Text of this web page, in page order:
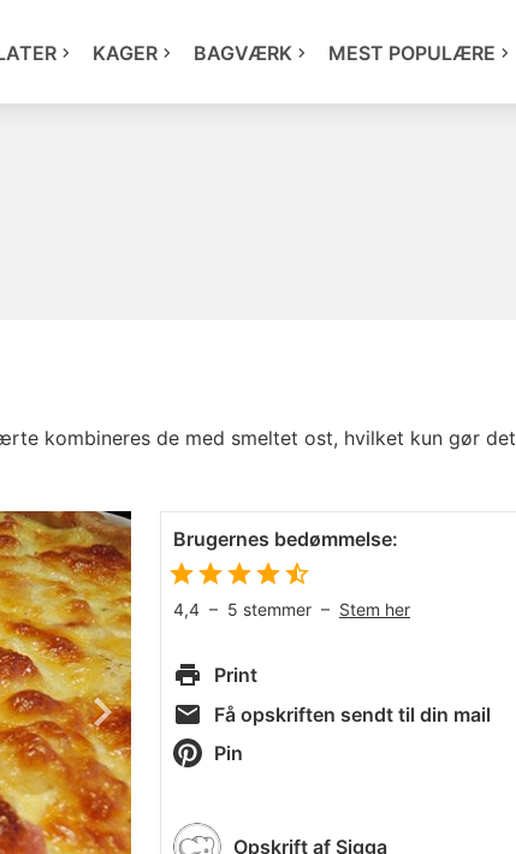
KAGER BAGVÆRK MEST POPULÆRE
kombineres de med smeltet ost, hvilket kun gør det
Brugernes bedømmelse:
4,4 – 5 stemmer – Stem her
Print
Få opskriften sendt til din mail
Pin
Opskrift af Sigga